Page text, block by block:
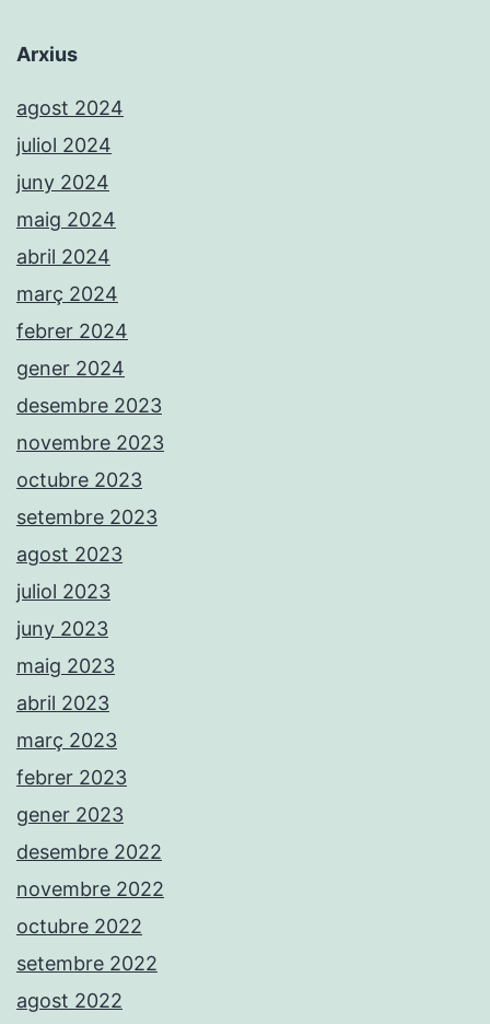
la
Selecció
Espanyola
Arxius
agost 2024
juliol 2024
juny 2024
maig 2024
abril 2024
març 2024
febrer 2024
gener 2024
desembre 2023
novembre 2023
octubre 2023
setembre 2023
agost 2023
juliol 2023
juny 2023
maig 2023
abril 2023
març 2023
febrer 2023
gener 2023
desembre 2022
novembre 2022
octubre 2022
setembre 2022
agost 2022